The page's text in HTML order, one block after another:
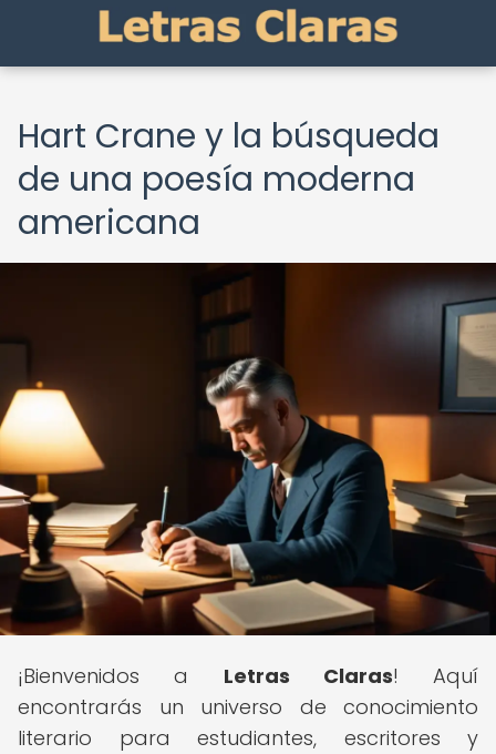
Hart Crane y la búsqueda
de una poesía moderna
americana
¡Bienvenidos a Letras Claras! Aquí
encontrarás un universo de conocimiento
literario para estudiantes, escritores y